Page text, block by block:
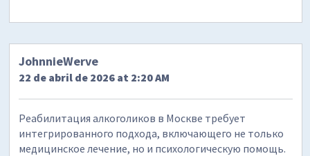
JohnnieWerve
22 de abril de 2026 at 2:20 AM
Реабилитация алкоголиков в Москве требует
интегрированного подхода, включающего не только
медицинское лечение, но и психологическую помощь.